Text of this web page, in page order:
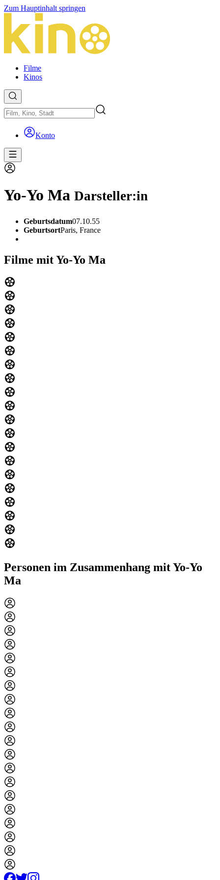
Zum Hauptinhalt springen
Filme
Kinos
Konto
Yo-Yo Ma Darsteller:in
Geburtsdatum07.10.55
GeburtsortParis, France
Filme mit Yo-Yo Ma
Personen im Zusammenhang mit Yo-Yo
Ma